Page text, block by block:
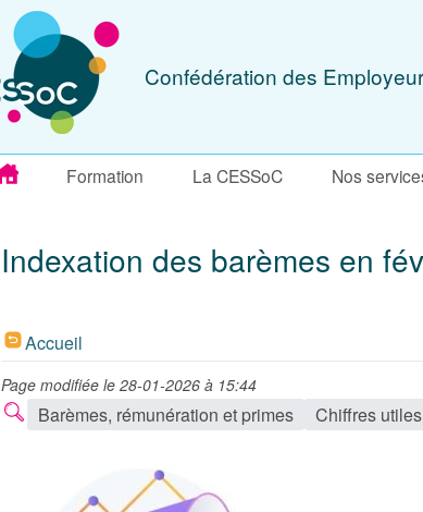
Confédération des
Formation La CESSoC Nos
Indexation des barèmes en
Accueil
Page modifiée le 28-01-2026 à 15:44
Barèmes, rémunération et primes Chiffres